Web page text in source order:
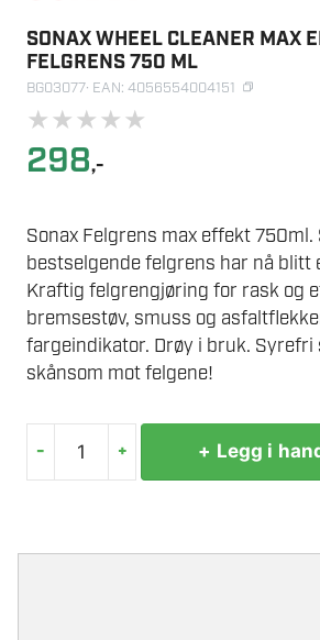
SONAX WHEEL CLEANER MAX
FELGRENS 750 ML
BG03077· EAN: 4056554004151
★★★★★
298,-
Sonax Felgrens max effekt 750ml.
bestselgende felgrens har nå blitt
Kraftig felgrengjøring for rask og
bremsestøv, smuss og
fargeindikator. Drøy i bruk. Syrefri
skånsom mot felgene!
- + + Legg i